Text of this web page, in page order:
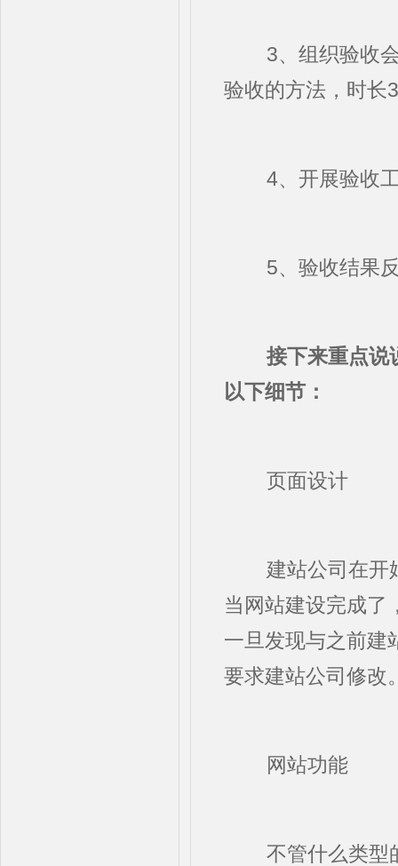
3、组织验收会
验收的方法，时长
4、开展验收工
5、验收结果反
接下来重点说
以下细节：
页面设计
建站公司在开始
当网站建设完成了
一旦发现与之前建
要求建站公司修改
网站功能
不管什么类型的